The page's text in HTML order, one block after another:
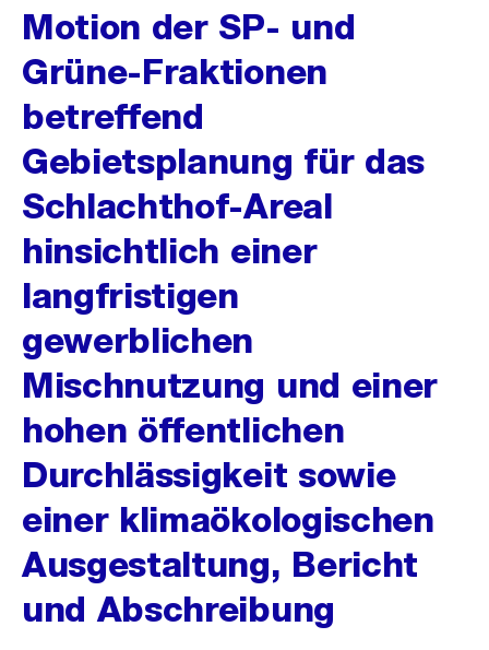
Motion der SP- und
Grüne-Fraktionen
betreffend
Gebietsplanung für das
Schlachthof-Areal
hinsichtlich einer
langfristigen
gewerblichen
Mischnutzung und einer
hohen öffentlichen
Durchlässigkeit sowie
einer klimaökologischen
Ausgestaltung, Bericht
und Abschreibung